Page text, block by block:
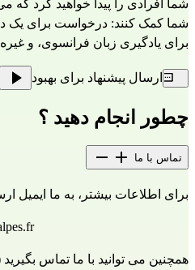
برای یادگیری زبان فرانسوی، و
ارسال پیشنهاد برای بهبود
چطور انجام دهید ؟
تماس با ما
برای اطلاعات بیشتر، به ما ایمیل
همچنین می توانید با ما تماس